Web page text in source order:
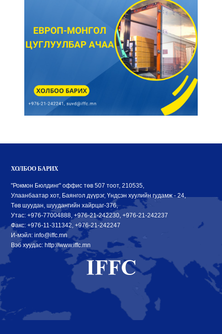
ХОЛБОО БАРИХ
"Рокмон Бюлдинг" оффис төв 507 тоот, 210535,
Улаанбаатар хот, Баянгол дүүрэг, Үндсэн хуулийн гудамж - 24,
Төв шуудан, шуудангийн хайрцаг-376,
Утас: +976-77004888, +976-21-242230, +976-21-242237
Факс: +976-11-311342, +976-21-242247
И-мэйл: info@iffc.mn
Вэб хуудас: http://www.iffc.mn